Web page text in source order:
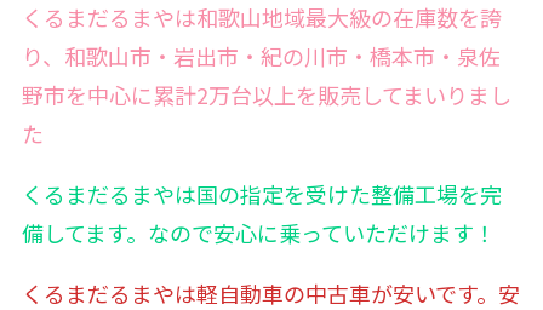
くるまだるまやは和歌山地域最大級の在庫数を誇
り、和歌山市・岩出市・紀の川市・橋本市・泉佐
野市を中心に累計2万台以上を販売してまいりまし
た
くるまだるまやは国の指定を受けた整備工場を完
備してます。なので安心に乗っていただけます！
くるまだるまやは軽自動車の中古車が安いです。安